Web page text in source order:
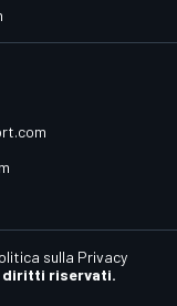
diritti riservati.
sulla Privacy